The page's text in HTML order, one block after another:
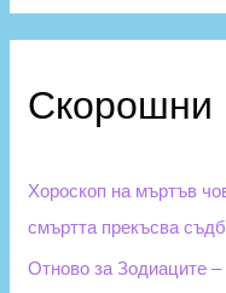
c
:
Скорошни
Хороскоп на мъртъв
смъртта прекъсва
Отново за Зодиаците
р
и